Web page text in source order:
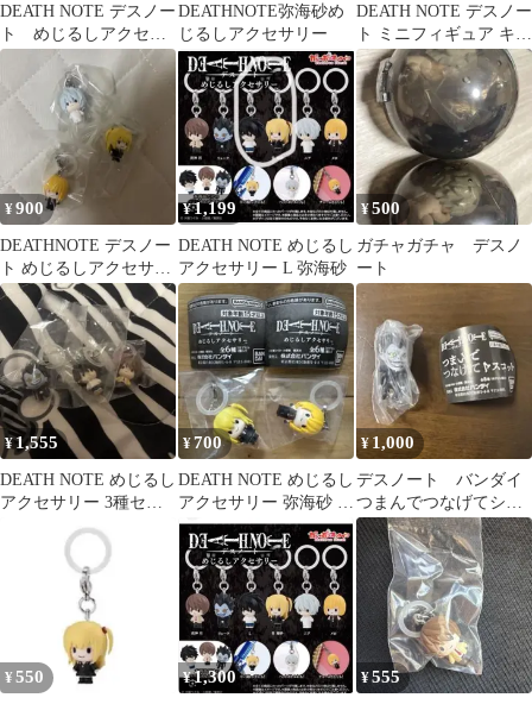
DEATH NOTE デスノー
ト めじるしアクセサ
リー 3種
DEATHNOTE弥海砂め
じるしアクセサリー
DEATH NOTE デスノー
ト ミニフィギュア キー
ホルダー 2種セット
¥900
DEATHNOTE デスノー
ト めじるしアクセサリ
ー ガチャガチャ
¥1,199
DEATH NOTE めじるし
アクセサリー L 弥海砂
¥500
ガチャガチャ デスノ
ート
¥1,555
DEATH NOTE めじるし
アクセサリー 3種セッ
¥700
DEATH NOTE めじるし
アクセサリー 弥海砂 メ
ロ 2種セット
¥ 1,000
デスノート バンダイ
つまんでつなげてシリ
ーズ 未開封
¥ 550 ¥1,300 ¥555